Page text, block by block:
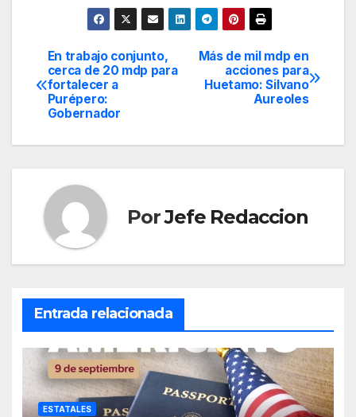
Navegación
de
Más de mil mdp en
acciones para
Huetamo: Silvano
Aureoles
En trabajo conjunto,
cerca de 20 mdp para
fortalecer a
Purépero:
Gobernador
PorJefe Redaccion
Entrada relacionada
ESTATALES